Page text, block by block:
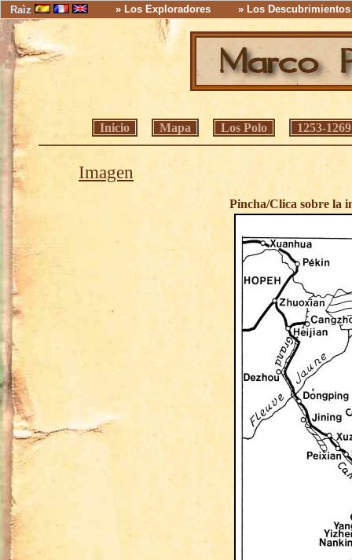
Raìz » Los Exploradores » Los Descubrimientos
Inicio Mapa Los Polo 1253-1269
Imagen
Pincha/Clica sobre la